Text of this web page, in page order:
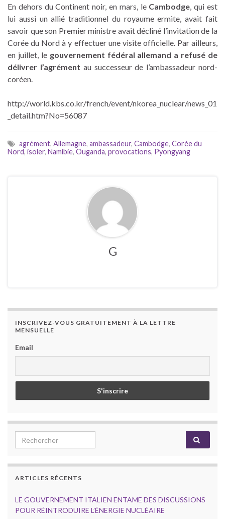
En dehors du Continent noir, en mars, le Cambodge, qui est
lui aussi un allié traditionnel du royaume ermite, avait fait
savoir que son Premier ministre avait décliné l’invitation de la
Corée du Nord à y effectuer une visite officielle. Par ailleurs,
en juillet, le gouvernement fédéral allemand a refusé de
délivrer l’agrément au successeur de l’ambassadeur nord-
coréen.
http://world.kbs.co.kr/french/event/nkorea_nuclear/news_01
_detail.htm?No=56087
agrément, Allemagne, ambassadeur, Cambodge, Corée du
Nord, isoler, Namibie, Ouganda, provocations, Pyongyang
G
INSCRIVEZ-VOUS GRATUITEMENT À LA LETTRE
MENSUELLE
Email
Search for:
ARTICLES RÉCENTS
LE GOUVERNEMENT ITALIEN ENTAME DES DISCUSSIONS
POUR RÉINTRODUIRE L’ÉNERGIE NUCLÉAIRE